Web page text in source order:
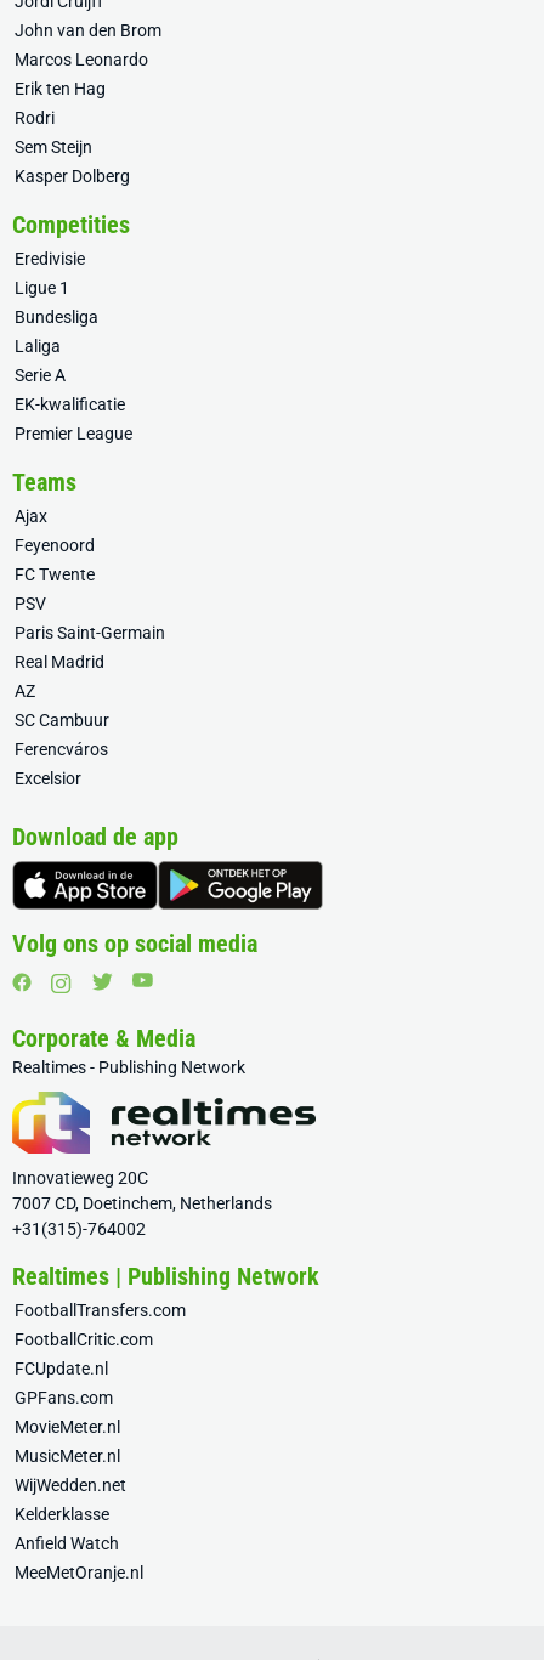
John van den Brom
Marcos Leonardo
Erik ten Hag
Rodri
Sem Steijn
Kasper Dolberg
Competities
Eredivisie
Ligue 1
Bundesliga
Laliga
Serie A
EK-kwalificatie
Premier League
Teams
Ajax
Feyenoord
FC Twente
PSV
Paris Saint-Germain
Real Madrid
AZ
SC Cambuur
Ferencváros
Excelsior
Download de app
Volg ons op social media
Corporate & Media
Realtimes - Publishing Network
Innovatieweg 20C
7007 CD, Doetinchem, Netherlands
+31(315)-764002
Realtimes | Publishing Network
FootballTransfers.com
FootballCritic.com
FCUpdate.nl
GPFans.com
MovieMeter.nl
MusicMeter.nl
WijWedden.net
Kelderklasse
Anfield Watch
MeeMetOranje.nl